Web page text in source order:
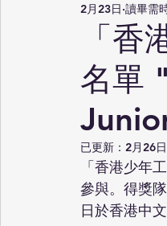
Workshops &
「
名單
2月23日 讀畢需
已更新： 2月26日
「香港少年
參與。得獎
日於香港中